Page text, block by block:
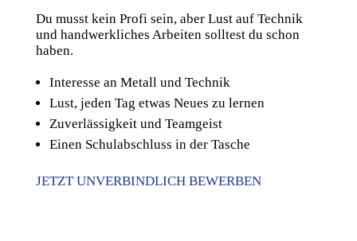
Du musst kein Profi sein, aber Lust auf Technik
und handwerkliches Arbeiten solltest du schon
haben.
Interesse an Metall und Technik
Lust, jeden Tag etwas Neues zu lernen
Zuverlässigkeit und Teamgeist
Einen Schulabschluss in der Tasche
JETZT UNVERBINDLICH BEWERBEN